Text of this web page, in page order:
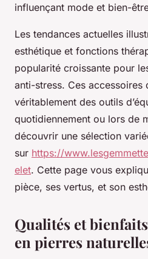
influençant mode et bien-
Les tendances actuelles
esthétique et fonctions
popularité croissante pour
anti-stress. Ces accessoires
véritablement des outils
quotidiennement ou lors de
découvrir une sélection
sur https://
elet. Cette page vous
pièce, ses vertus, et son
Qualités et
en pierres